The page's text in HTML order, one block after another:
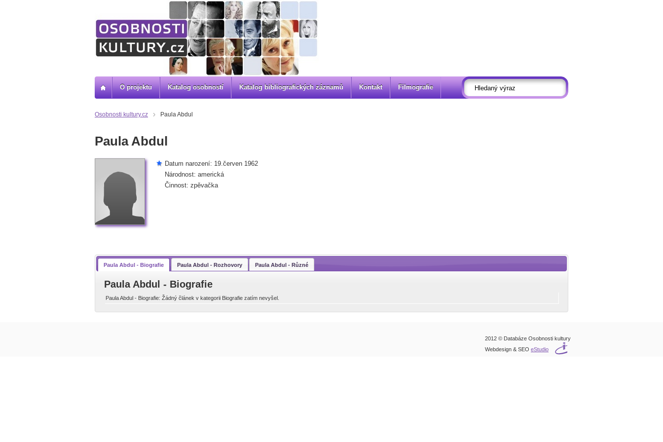
Osobnosti kultury.cz Paula Abdul
Paula Abdul
Datum narození: 19.červen 1962
Národnost: americká
Činnost: zpěvačka
Paula Abdul - Biografie Paula Abdul - Rozhovory Paula Abdul - Různé
Paula Abdul - Biografie
Paula Abdul - Biografie: Žádný článek v kategorii Biografie zatím nevyšel.
O projektu Katalog osobností Katalog bibliografických záznamů Kontakt Filmografie
2012 © Databáze Osobnosti kultury
Webdesign & SEO eStudio